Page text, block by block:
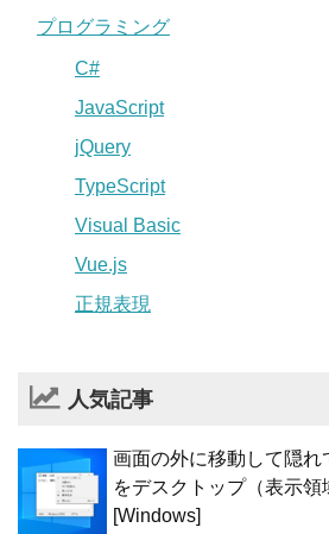
プログラミング
C#
JavaScript
jQuery
TypeScript
Visual Basic
Vue.js
正規表現
人気記事
画面の外に移動して隠れ
をデスクトップ（表示領
[Windows]